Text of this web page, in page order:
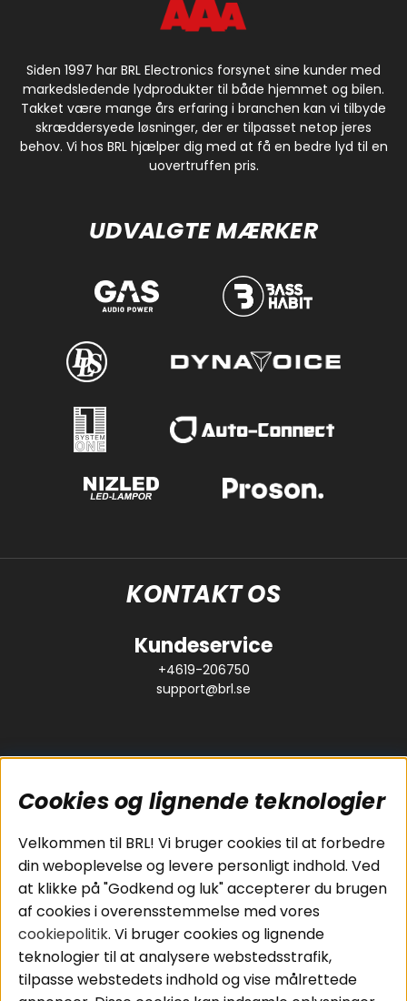
Siden 1997 har BRL Electronics forsynet sine kunder med
markedsledende lydprodukter til både hjemmet og bilen.
Takket være mange års erfaring i branchen kan vi tilbyde
skræddersyede løsninger, der er tilpasset netop jeres
behov. Vi hos BRL hjælper dig med at få en bedre lyd til en
uovertruffen pris.
UDVALGTE MÆRKER
KONTAKT OS
Kundeservice
+4619-206750
support@brl.se
Populære sider
Pakkeløsninger
Bilstereo
Højttalere
Forstærker
Smartphone
Tilbehør
Kabler
Kundeservice
Cookies
Handelsbetingelser
Personvernpolicy
Service / Garanti /
Retur
Cookies og lignende teknologier
Velkommen til BRL! Vi bruger cookies til at forbedre
din weboplevelse og levere personligt indhold. Ved
at klikke på "Godkend og luk" accepterer du brugen
af cookies i overensstemmelse med vores
cookiepolitik. Vi bruger cookies og lignende
teknologier til at analysere webstedsstrafik,
tilpasse webstedets indhold og vise målrettede